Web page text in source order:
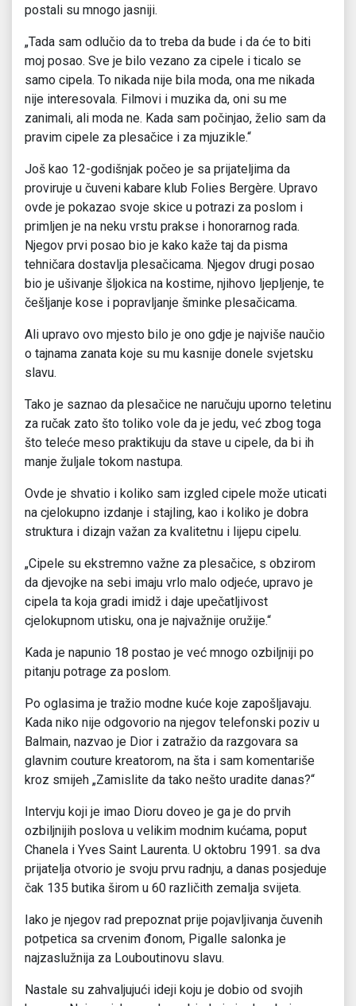
postali su mnogo jasniji.
„Tada sam odlučio da to treba da bude i da će to biti
moj posao. Sve je bilo vezano za cipele i ticalo se
samo cipela. To nikada nije bila moda, ona me nikada
nije interesovala. Filmovi i muzika da, oni su me
zanimali, ali moda ne. Kada sam počinjao, želio sam da
pravim cipele za plesačice i za mjuzikle.“
Još kao 12-godišnjak počeo je sa prijateljima da
proviruje u čuveni kabare klub Folies Bergère. Upravo
ovde je pokazao svoje skice u potrazi za poslom i
primljen je na neku vrstu prakse i honorarnog rada.
Njegov prvi posao bio je kako kaže taj da pisma
tehničara dostavlja plesačicama. Njegov drugi posao
bio je ušivanje šljokica na kostime, njihovo ljepljenje, te
češljanje kose i popravljanje šminke plesačicama.
Ali upravo ovo mjesto bilo je ono gdje je najviše naučio
o tajnama zanata koje su mu kasnije donele svjetsku
slavu.
Tako je saznao da plesačice ne naručuju uporno teletinu
za ručak zato što toliko vole da je jedu, već zbog toga
što teleće meso praktikuju da stave u cipele, da bi ih
manje žuljale tokom nastupa.
Ovde je shvatio i koliko sam izgled cipele može uticati
na cjelokupno izdanje i stajling, kao i koliko je dobra
struktura i dizajn važan za kvalitetnu i lijepu cipelu.
„Cipele su ekstremno važne za plesačice, s obzirom
da djevojke na sebi imaju vrlo malo odjeće, upravo je
cipela ta koja gradi imidž i daje upečatljivost
cjelokupnom utisku, ona je najvažnije oružije.“
Kada je napunio 18 postao je već mnogo ozbiljniji po
pitanju potrage za poslom.
Po oglasima je tražio modne kuće koje zapošljavaju.
Kada niko nije odgovorio na njegov telefonski poziv u
Balmain, nazvao je Dior i zatražio da razgovara sa
glavnim couture kreatorom, na šta i sam komentariše
kroz smijeh „Zamislite da tako nešto uradite danas?“
Intervju koji je imao Dioru doveo je ga je do prvih
ozbiljnijih poslova u velikim modnim kućama, poput
Chanela i Yves Saint Laurenta. U oktobru 1991. sa dva
prijatelja otvorio je svoju prvu radnju, a danas posjeduje
čak 135 butika širom u 60 različith zemalja svijeta.
Iako je njegov rad prepoznat prije pojavljivanja čuvenih
potpetica sa crvenim đonom, Pigalle salonka je
najzaslužnija za Louboutinovu slavu.
Nastale su zahvaljujući ideji koju je dobio od svojih